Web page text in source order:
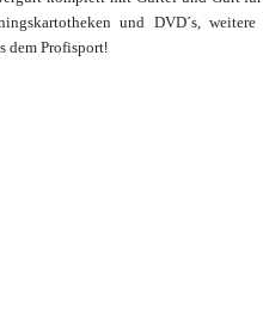
und DVD´s,
dem Profisport!